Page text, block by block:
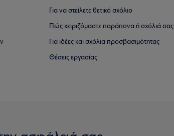
Για να στείλετε θετικό σχόλιο
Πώς χειριζόμαστε παράπονα ή σχόλιά σας
Για ιδέες και σχόλια προσβασιμότητας
Θέσεις εργασίας